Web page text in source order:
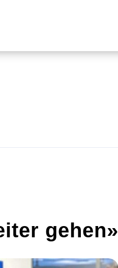
gehen»